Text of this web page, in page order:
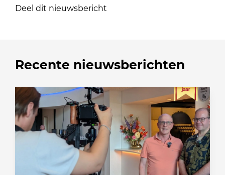
Deel dit nieuwsbericht
Recente nieuwsberichten